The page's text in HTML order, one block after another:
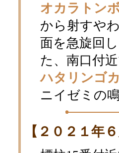
オカラトン
から射すや
面を急旋回
た、南口付
ハタリンゴ
ニイゼミの
【２０２１年